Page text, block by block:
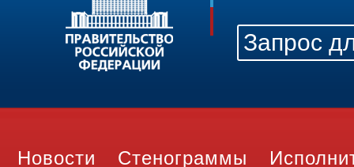
Новости Стенограммы